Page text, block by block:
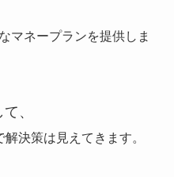
マネープランを提供しま
、
解決策は見えてきます。